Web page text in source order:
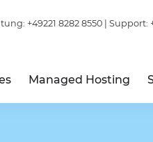
+49221 8282 8550 | Support:
Managed Hosting